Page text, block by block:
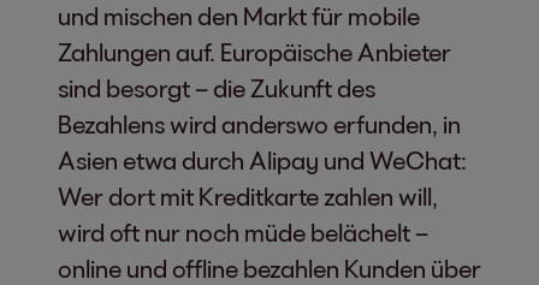
und mischen den Markt für mobile
Zahlungen auf. Europäische Anbieter
sind besorgt – die Zukunft des
Bezahlens wird anderswo erfunden, in
Asien etwa durch Alipay und WeChat:
Wer dort mit Kreditkarte zahlen will,
wird oft nur noch müde belächelt –
online und offline bezahlen Kunden über